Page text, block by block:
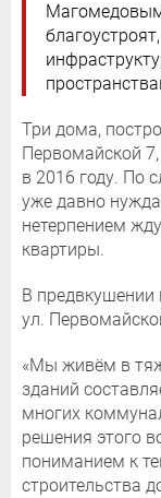
Три дома,
Первомайской
в 2016 году. По
уже давно
нетерпением
квартиры.
В
ул.
«Мы живём в
зданий
многих
решения этого
пониманием к
строительства